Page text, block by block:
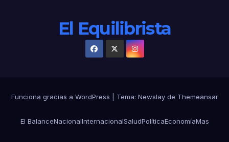
El Equilibrista
Funciona gracias a WordPress Tema: Newslayde Themeansar
El BalanceNacionalInternacionalSaludPolíticaEconomíaMas